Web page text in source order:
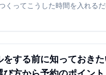
くってこうした時間を入れるだ
えながら旅行を楽しめます。
をする前に知っておきた